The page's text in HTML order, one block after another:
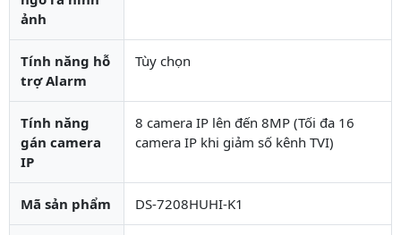
ảnh
Tính năng hỗ
trợ Alarm
Tùy chọn
Tính năng
gán camera
IP
8 camera IP lên đến 8MP (Tối đa 16
camera IP khi giảm số kênh TVI)
Mã sản phẩm DS-7208HUHI-K1